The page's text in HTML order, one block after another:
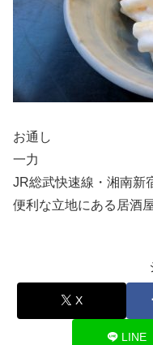
お通し
一力
JR総武快速線・湘南新
便利な立地にある居酒
X
LINE